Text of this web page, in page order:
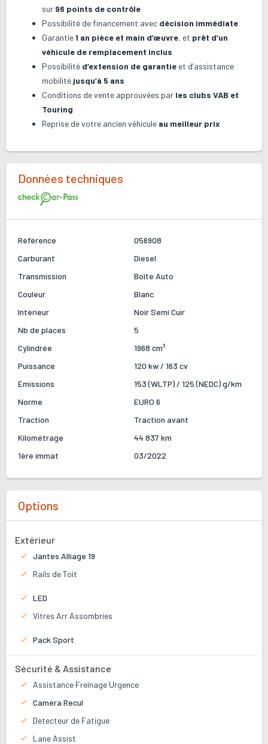
sur 96 points de contrôle
Possibilité de financement avec décision immédiate
Garantie1 an pièce et main d’œuvre, et prêt d’un
véhicule de remplacement inclus
Possibilité d’extension de garantie et d’assistance
mobilité jusqu’à 5 ans
Conditions de vente approuvées par les clubs VAB et
Touring
Reprise de votre ancien véhicule au meilleur prix
Données techniques
Référence
056908
Carburant
Diesel
Transmission
Boîte Auto
Couleur
Blanc
Interieur
NoirSemi Cuir
Nb de places
5
Cylindrée
1968 cm³
Puissance
120 kw / 163 cv
Émissions
153 (WLTP) / 125 (NEDC) g/km
Norme
EURO 6
Traction
Traction avant
Kilométrage
44 837 km
1ère immat
03/2022
Options
Extérieur
Jantes Alliage 19
Rails de Toit
LED
Vitres Arr Assombries
Pack Sport
Sécurité & Assistance
Assistance Freinage Urgence
Caméra Recul
Detecteur de Fatigue
Lane Assist